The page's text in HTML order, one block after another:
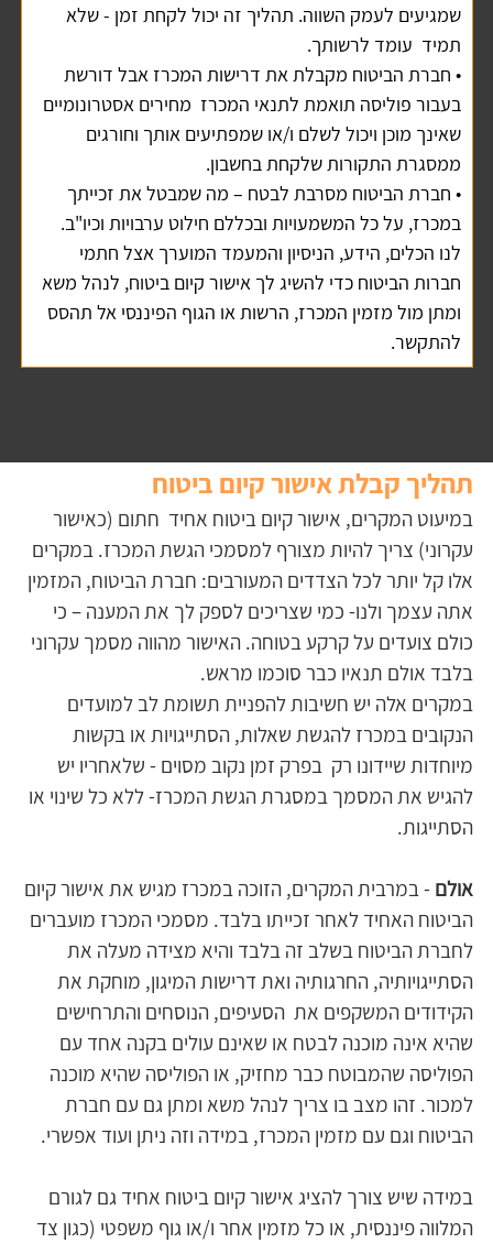
שמגיעים לעמק השווה. תהליך זה יכול לקחת זמן - שלא
תמיד  עומד לרשותך.
• חברת הביטוח מקבלת את דרישות המכרז אבל דורשת
בעבור פוליסה תואמת לתנאי המכרז  מחירים אסטרונומיים
שאינך מוכן ויכול לשלם ו/או שמפתיעים אותך וחורגים
ממסגרת התקורות שלקחת בחשבון.
• חברת הביטוח מסרבת לבטח – מה שמבטל את זכייתך
במכרז, על כל המשמעויות ובכללם חילוט ערבויות וכיו"ב.
לנו הכלים, הידע, הניסיון והמעמד המוערך אצל חתמי
חברות הביטוח כדי להשיג לך אישור קיום ביטוח, לנהל משא
ומתן מול מזמין המכרז, הרשות או הגוף הפיננסי אל תהסס
להתקשר.
תהליך קבלת אישור קיום ביטוח
במיעוט המקרים, אישור קיום ביטוח אחיד  חתום (כאישור
עקרוני) צריך להיות מצורף למסמכי הגשת המכרז. במקרים
אלו קל יותר לכל הצדדים המעורבים: חברת הביטוח, המזמין
אתה עצמך ולנו- כמי שצריכים לספק לך את המענה – כי
כולם צועדים על קרקע בטוחה. האישור מהווה מסמך עקרוני
בלבד אולם תנאיו כבר סוכמו מראש.
במקרים אלה יש חשיבות להפניית תשומת לב למועדים
הנקובים במכרז להגשת שאלות, הסתייגויות או בקשות
מיוחדות שיידונו רק  בפרק זמן נקוב מסוים - שלאחריו יש
להגיש את המסמך במסגרת הגשת המכרז- ללא כל שינוי או
הסתייגות.
אולם - במרבית המקרים, הזוכה במכרז מגיש את אישור קיום
הביטוח האחיד לאחר זכייתו בלבד. מסמכי המכרז מועברים
לחברת הביטוח בשלב זה בלבד והיא מצידה מעלה את
הסתייגויותיה, החרגותיה ואת דרישות המיגון, מוחקת את
הקידודים המשקפים את  הסעיפים, הנוסחים והתרחישים
שהיא אינה מוכנה לבטח או שאינם עולים בקנה אחד עם
הפוליסה שהמבוטח כבר מחזיק, או הפוליסה שהיא מוכנה
למכור. זהו מצב בו צריך לנהל משא ומתן גם עם חברת
הביטוח וגם עם מזמין המכרז, במידה וזה ניתן ועוד אפשרי.
במידה שיש צורך להציג אישור קיום ביטוח אחיד גם לגורם
המלווה פיננסית, או כל מזמין אחר ו/או גוף משפטי (כגון צד